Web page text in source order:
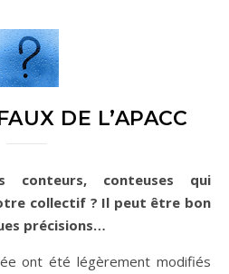
DE L’APACC
collectif ? Il peut être bon
précisions…
ont été légèrement modifiés